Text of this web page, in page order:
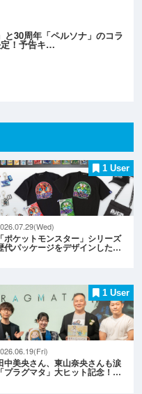
と30周年「ペルソナ」のコラ
定！予告キ…
1 User
「ポケットモンスター」シリーズ
代パッケージをデザインした…
1 User
中美央さん、東山奈央さんも涙
「プラグマタ」大ヒット記念！…